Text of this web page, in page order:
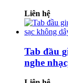
Liên hệ
Tab đầu
nghe